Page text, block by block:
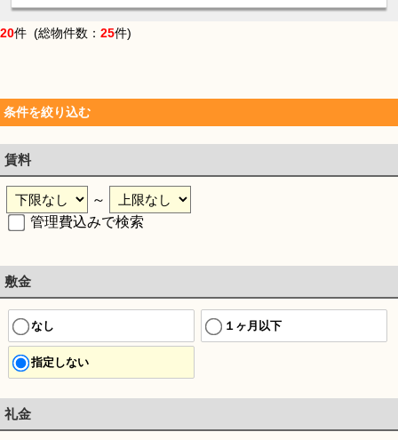
20件 (総物件数： 25件)
条件を絞り込む
賃料
～
管理費込みで検索
敷金
なし １ヶ月以下
指定しない
礼金